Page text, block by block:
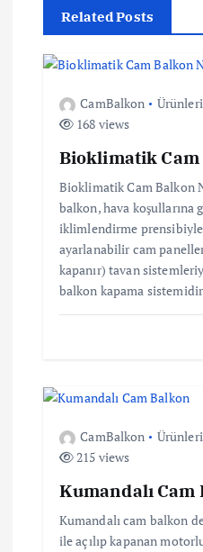
g
e
m
Related Posts
CamBalkon
168 views
Bioklimatik
Bioklimatik Cam Balkon
balkon, hava koşullarına
iklimlendirme prensibiyle
ayarlanabilir cam
kapanır) tavan
balkon kapama
CamBalkon
215 views
Kumandalı Cam
Kumandalı cam balkon
ile açılıp kapanan